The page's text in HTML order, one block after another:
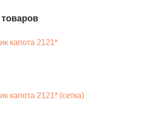
капота 2121*
капота 2121* (сетка)